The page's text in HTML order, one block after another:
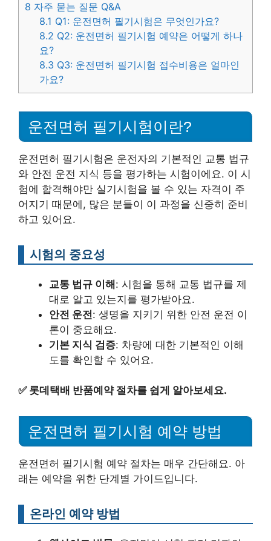
8 자주 묻는 질문 Q&A
8.1 Q1: 운전면허 필기시험은 무엇인가요?
8.2 Q2: 운전면허 필기시험 예약은 어떻게 하나
요?
8.3 Q3: 운전면허 필기시험 접수비용은 얼마인
가요?
운전면허 필기시험이란?
운전면허 필기시험은 운전자의 기본적인 교통 법규
와 안전 운전 지식 등을 평가하는 시험이에요. 이 시
험에 합격해야만 실기시험을 볼 수 있는 자격이 주
어지기 때문에, 많은 분들이 이 과정을 신중히 준비
하고 있어요.
시험의 중요성
교통 법규 이해: 시험을 통해 교통 법규를 제
대로 알고 있는지를 평가받아요.
안전 운전: 생명을 지키기 위한 안전 운전 이
론이 중요해요.
기본 지식 검증: 차량에 대한 기본적인 이해
도를 확인할 수 있어요.
✅ 롯데택배 반품예약 절차를 쉽게 알아보세요.
운전면허 필기시험 예약 방법
운전면허 필기시험 예약 절차는 매우 간단해요. 아
래는 예약을 위한 단계별 가이드입니다.
온라인 예약 방법